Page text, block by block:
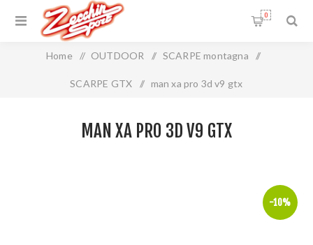
0
Home / OUTDOOR / SCARPE montagna /
SCARPE GTX / man xa pro 3d v9 gtx
-10%
MAN XA PRO 3D V9 GTX